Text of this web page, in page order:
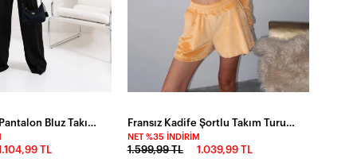
Dalgıç Kumaş Pantalon Bluz Takım Siyah
TL
Fransız Kadife Şortlu Takım Turuncu
NET %35 İNDIRIM
1.599,99 TL 1.039,99 TL